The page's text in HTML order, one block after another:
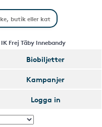
Frej Täby Innebandy
Biobiljetter
Kampanjer
Logga in